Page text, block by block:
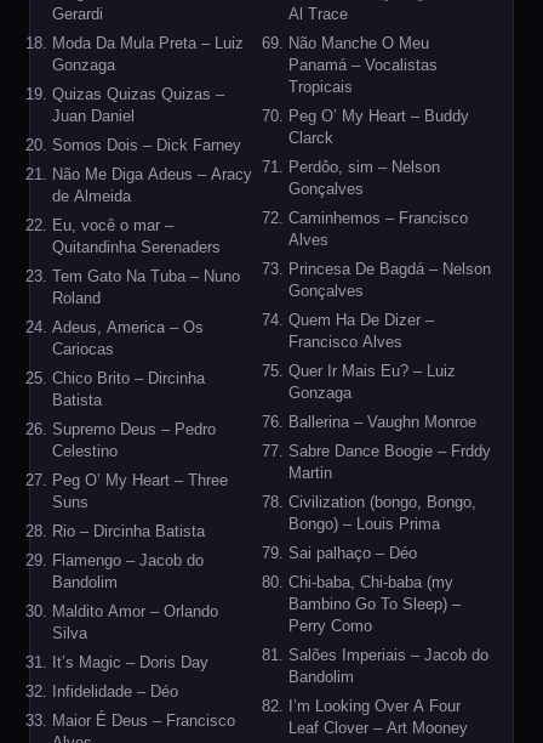
Gerardi
Moda Da Mula Preta – Luiz
Gonzaga
Quizas Quizas Quizas –
Juan Daniel
Somos Dois – Dick Farney
Não Me Diga Adeus – Aracy
de Almeida
Eu, você o mar –
Quitandinha Serenaders
Tem Gato Na Tuba – Nuno
Roland
Adeus, America – Os
Cariocas
Chico Brito – Dircinha
Batista
Supremo Deus – Pedro
Celestino
Peg O’ My Heart – Three
Suns
Rio – Dircinha Batista
Flamengo – Jacob do
Bandolim
Maldito Amor – Orlando
Silva
It’s Magic – Doris Day
Infidelidade – Déo
Maior É Deus – Francisco
Al Trace
Não Manche O Meu
Panamá – Vocalistas
Tropicais
Peg O’ My Heart – Buddy
Clarck
Perdôo, sim – Nelson
Gonçalves
Caminhemos – Francisco
Alves
Princesa De Bagdá – Nelson
Gonçalves
Quem Ha De Dizer –
Francisco Alves
Quer Ir Mais Eu? – Luiz
Gonzaga
Ballerina – Vaughn Monroe
Sabre Dance Boogie – Frddy
Martin
Civilization (bongo, Bongo,
Bongo) – Louis Prima
Sai palhaço – Déo
Chi-baba, Chi-baba (my
Bambino Go To Sleep) –
Perry Como
Salões Imperiais – Jacob do
Bandolim
I’m Looking Over A Four
Leaf Clover – Art Mooney